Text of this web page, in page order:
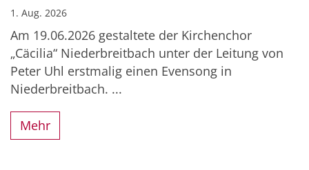
1. Aug. 2026
Am 19.06.2026 gestaltete der Kirchenchor
„Cäcilia“ Niederbreitbach unter der Leitung von
Peter Uhl erstmalig einen Evensong in
Niederbreitbach. ...
Mehr